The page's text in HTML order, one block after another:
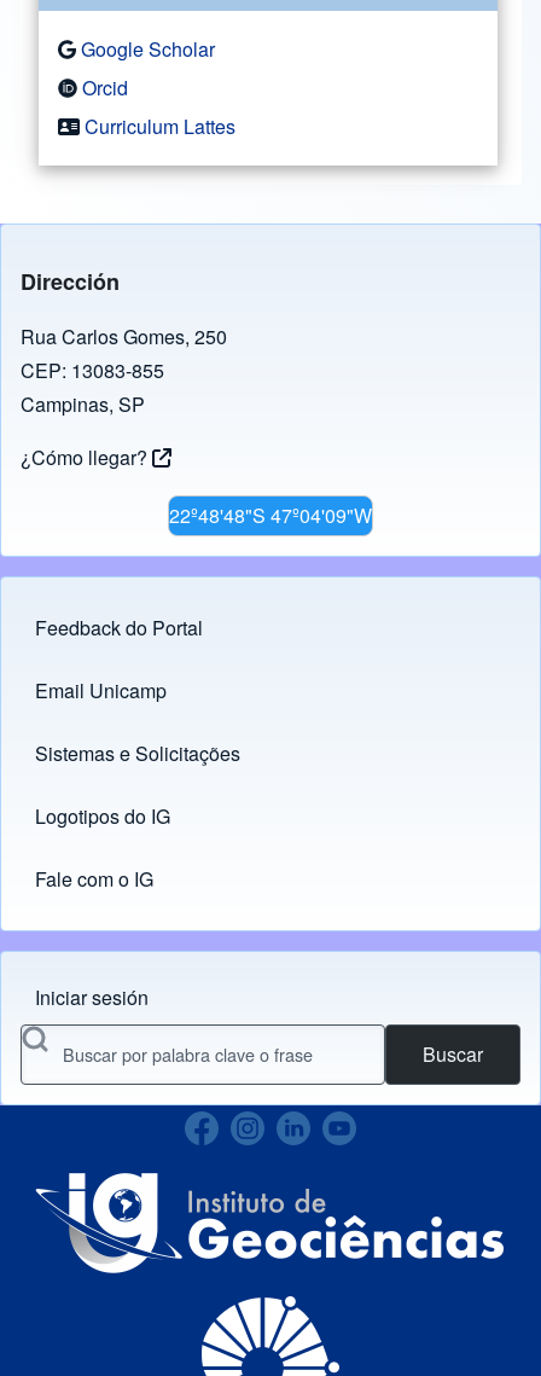
Google Scholar
Orcid
Curriculum Lattes
Dirección
Rua Carlos Gomes, 250
CEP: 13083-855
Campinas, SP
¿Cómo llegar?
22º48'48"S 47º04'09"W
Footer menu
Feedback do Portal
Links
Email Unicamp
(opens in new tab)
Sistemas e Solicitações
(opens in new tab)
Logotipos do IG
(opens in new tab)
Fale com o IG
Menu do usuário
Iniciar sesión
Buscar